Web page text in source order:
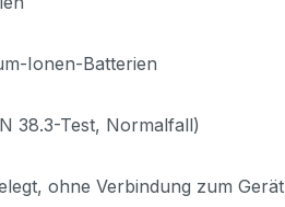
Ionen-Batterien
38.3-Test, Normalfall)
ohne Verbindung zum Gerät